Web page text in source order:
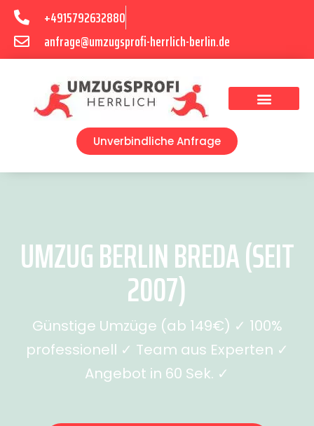
+4915792632880
anfrage@umzugsprofi-herrlich-berlin.de
Unverbindliche Anfrage
UMZUG BERLIN BREDA (SEIT
2007)
Günstige Umzüge (ab 149€) ✓ 100%
professionell ✓ Team aus Experten ✓
Angebot in 60 Sek. ✓